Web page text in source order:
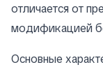
отличается от
модификацией
Основные